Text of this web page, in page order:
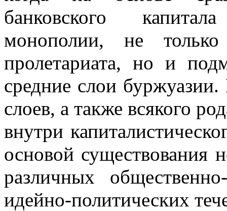
банковского
монополии, не только
пролетариата, но и
средние слои
слоев, а также всякого
внутри
основой существования
различных
идейно-политических